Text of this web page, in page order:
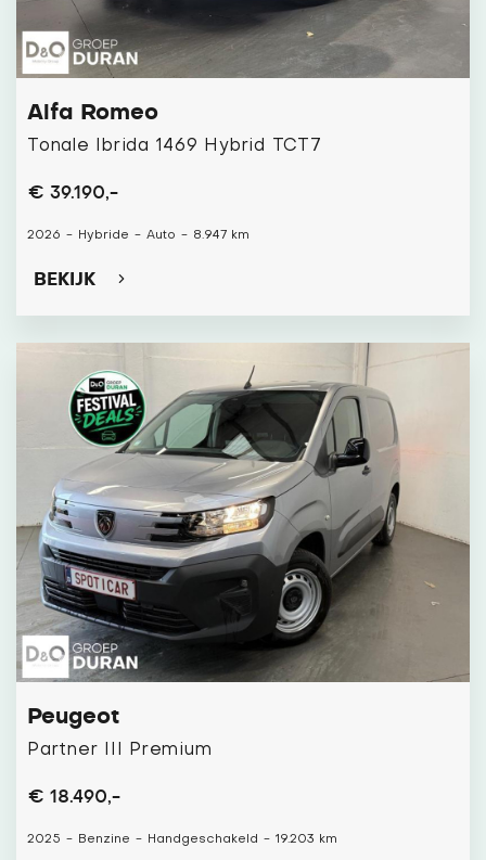
Alfa Romeo
Tonale Ibrida 1469 Hybrid TCT7
€ 39.190,-
2026 - Hybride - Auto - 8.947 km
BEKIJK
Peugeot
Partner III Premium
€ 18.490,-
2025 - Benzine - Handgeschakeld - 19.203 km